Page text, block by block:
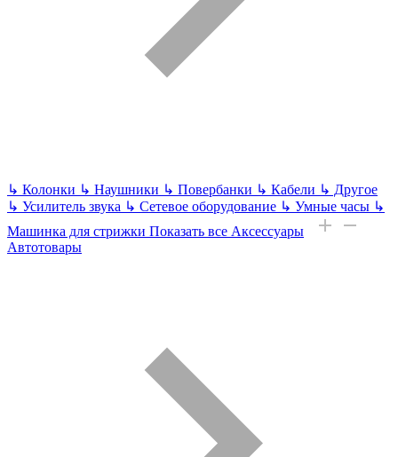
↳ Колонки ↳ Наушники ↳ Повербанки ↳ Кабели ↳ Другое
↳ Усилитель звука ↳ Сетевое оборудование ↳ Умные часы ↳
Машинка для стрижки Показать все Аксессуары
Автотовары